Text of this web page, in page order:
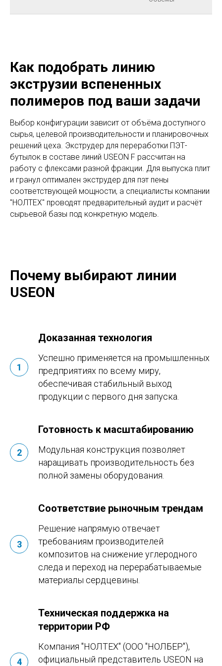
Как подобрать линию
экструзии вспененных
полимеров под ваши задачи
Выбор конфигурации зависит от объёма доступного
сырья, целевой производительности и планировочных
решений цеха. Экструдер для переработки ПЭТ-
бутылок в составе линий USEON F рассчитан на
работу с флексами разной фракции. Для выпуска плит
и гранул оптимален экструдер для пэт пены
соответствующей мощности, а специалисты компании
"НОЛТЕХ" проводят предварительный аудит и расчёт
сырьевой базы под конкретную модель.
Почему выбирают линии
USEON
Доказанная технология
Успешно применяется на промышленных
предприятиях по всему миру,
обеспечивая стабильный выход
продукции с первого дня запуска.
Готовность к масштабированию
Модульная конструкция позволяет
наращивать производительность без
полной замены оборудования.
Соответствие рыночным трендам
Решение напрямую отвечает
требованиям производителей
композитов на снижение углеродного
следа и переход на перерабатываемые
материалы сердцевины.
Техническая поддержка на
территории РФ
Компания "НОЛТЕХ" (ООО "НОЛБЕР"),
официальный представитель USEON на